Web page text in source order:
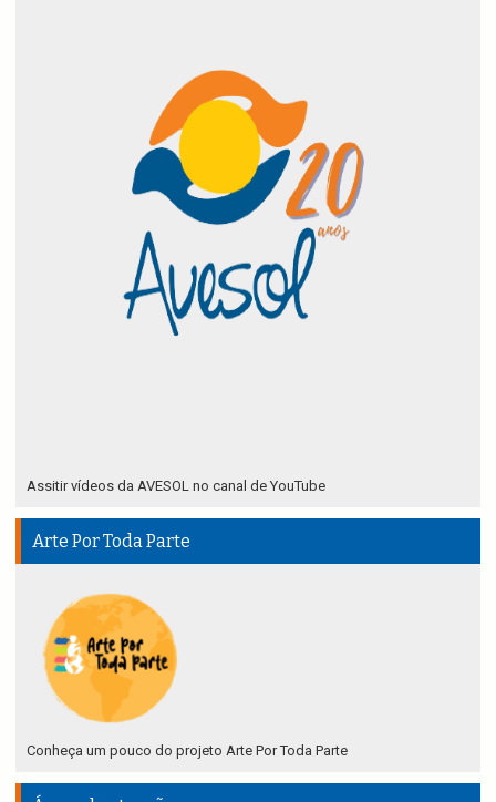
Assitir vídeos da AVESOL no canal de YouTube
Arte Por Toda Parte
Conheça um pouco do projeto Arte Por Toda Parte